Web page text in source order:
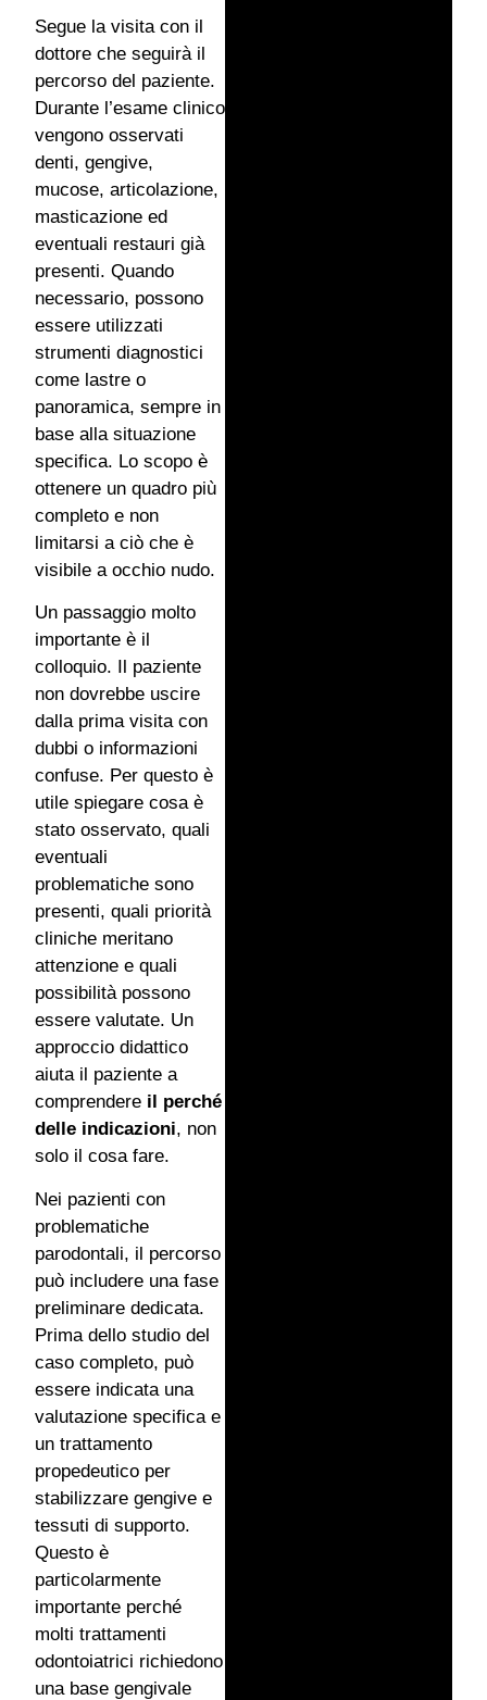
Segue la visita con il
dottore che seguirà il
percorso del paziente.
Durante l’esame clinico
vengono osservati
denti, gengive,
mucose, articolazione,
masticazione ed
eventuali restauri già
presenti. Quando
necessario, possono
essere utilizzati
strumenti diagnostici
come lastre o
panoramica, sempre in
base alla situazione
specifica. Lo scopo è
ottenere un quadro più
completo e non
limitarsi a ciò che è
visibile a occhio nudo.
Un passaggio molto
importante è il
colloquio. Il paziente
non dovrebbe uscire
dalla prima visita con
dubbi o informazioni
confuse. Per questo è
utile spiegare cosa è
stato osservato, quali
eventuali
problematiche sono
presenti, quali priorità
cliniche meritano
attenzione e quali
possibilità possono
essere valutate. Un
approccio didattico
aiuta il paziente a
comprendere il perché
delle indicazioni, non
solo il cosa fare.
Nei pazienti con
problematiche
parodontali, il percorso
può includere una fase
preliminare dedicata.
Prima dello studio del
caso completo, può
essere indicata una
valutazione specifica e
un trattamento
propedeutico per
stabilizzare gengive e
tessuti di supporto.
Questo è
particolarmente
importante perché
molti trattamenti
odontoiatrici richiedono
una base gengivale